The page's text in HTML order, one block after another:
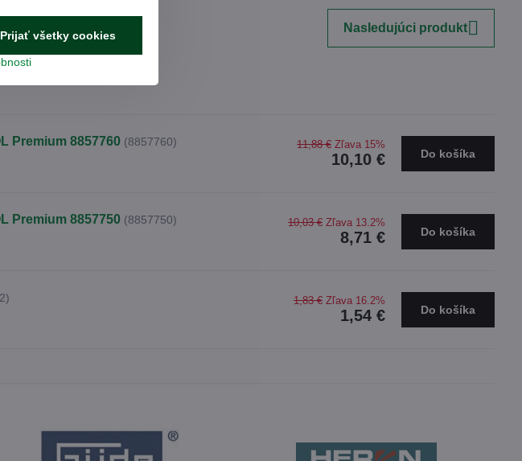
Nasledujúci produkt
Premium 8857760 (8857760)
10,10 €
11,88 € Zľava 15%
Do košíka
Premium 8857750 (8857750)
8,71 €
10,03 € Zľava 13.2%
Do košíka
1,54 €
1,83 € Zľava 16.2%
Do košíka
Prijať všetky cookies